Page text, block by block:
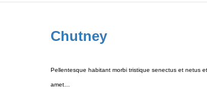
Chutney
Pellentesque habitant morbi tristique senectus et netus
amet…